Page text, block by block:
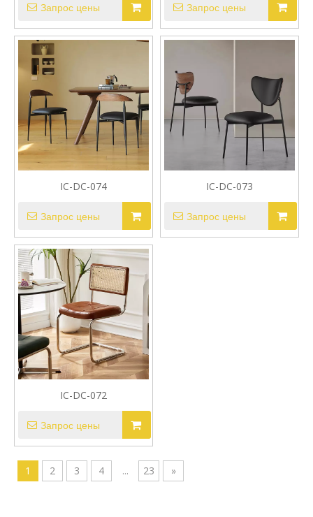
Запрос цены Запрос цены
IC-DC-074
Запрос цены
IC-DC-073
Запрос цены
IC-DC-072
Запрос цены
1 2 3 4 ... 23 »